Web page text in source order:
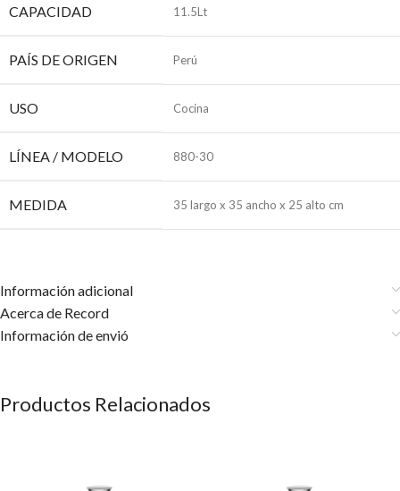
CAPACIDAD 11.5Lt
PAÍS DE ORIGEN Perú
USO Cocina
LÍNEA / MODELO 880-30
MEDIDA 35 largo x 35 ancho x 25 alto cm
Información adicional
Acerca de Record
Información de envió
Productos Relacionados